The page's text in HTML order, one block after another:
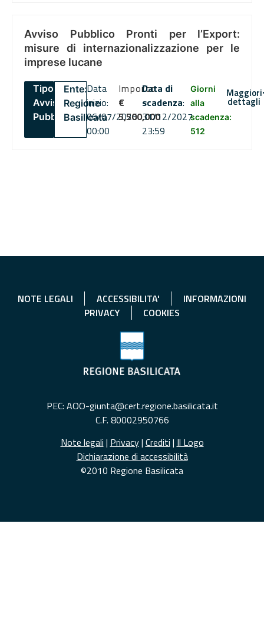
Avviso Pubblico Pronti per l’Export:
misure di internazionalizzazione per le
imprese lucane
Tipo:
Avviso
Pubblico
Ente:
Regione
Basilicata
Data
inizio:
06/07/2026
00:00
Importo
€
5,500,000
Data di
scadenza:
31/12/2027
23:59
Giorni
alla
scadenza:
512
Maggiori
dettagli
NOTE LEGALI ACCESSIBILITA'
INFORMAZIONI
PRIVACY
COOKIES
PEC: AOO-giunta@cert.regione.basilicata.it
C.F. 80002950766
Note legali | Privacy| Crediti | Il Logo
Dichiarazione di accessibilità
©2010 Regione Basilicata